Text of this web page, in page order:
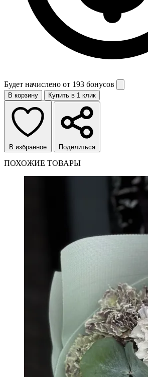
Будет начислено от 193 бонусов
В корзину Купить в 1 клик
В избранное Поделиться
ПОХОЖИЕ ТОВАРЫ